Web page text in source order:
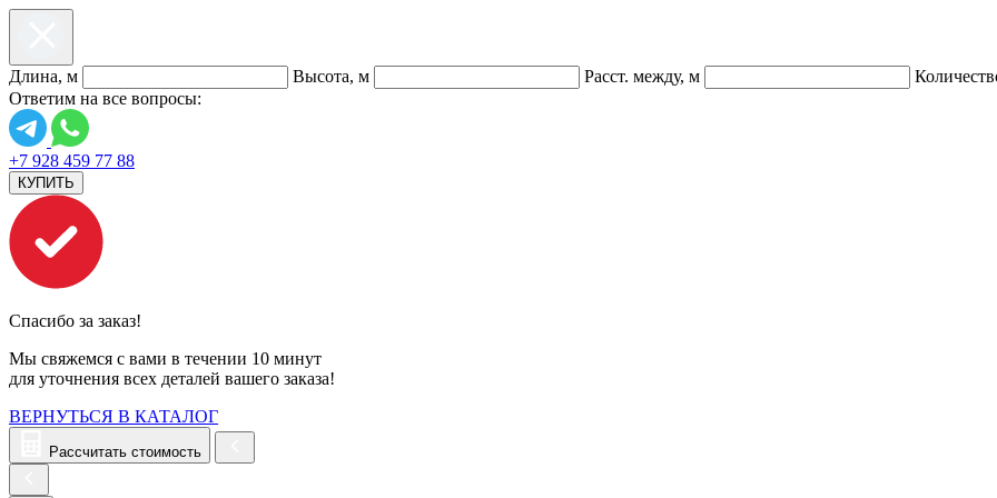
Длина, м Высота, м Расст. между, м
Ответим на все вопросы:
+7 928 459 77 88
КУПИТЬ
Спасибо за заказ!
Мы свяжемся с вами в течении 10 минут
для уточнения всех деталей вашего заказа!
ВЕРНУТЬСЯ В КАТАЛОГ
Рассчитать стоимость